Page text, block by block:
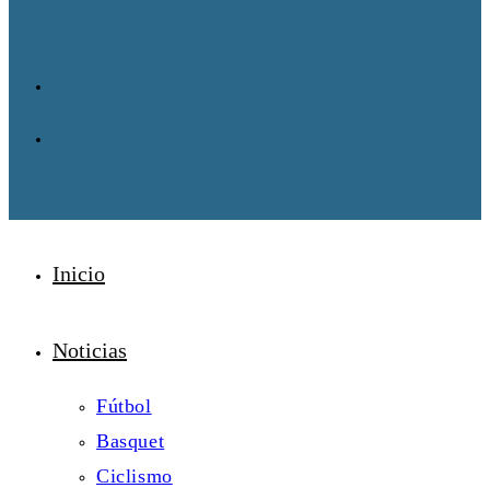
Inicio
Noticias
Fútbol
Basquet
Ciclismo